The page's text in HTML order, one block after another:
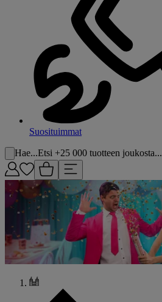
Suosituimmat
Hae...Etsi +25 000 tuotteen joukosta...